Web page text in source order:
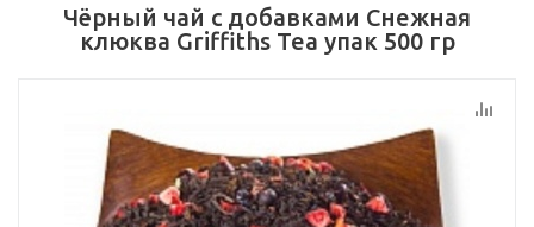
Чёрный чай с добавками Снежная
клюква Griffiths Tea упак 500 гр